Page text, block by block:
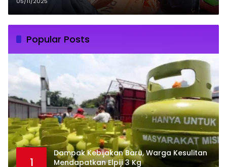
Popular Posts
1
Dampak Kebijakan Baru, Warga Kesulitan
Mendapatkan Elpiji 3 Kg